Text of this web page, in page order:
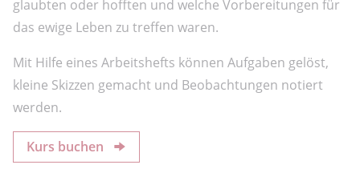
glaubten oder hofften und welche Vorbereitungen für
das ewige Leben zu treffen waren.
Mit Hilfe eines Arbeitshefts können Aufgaben gelöst,
kleine Skizzen gemacht und Beobachtungen notiert
werden.
Kurs buchen